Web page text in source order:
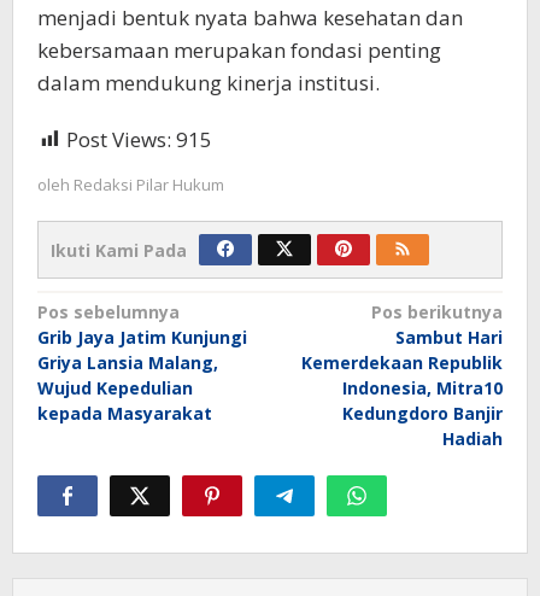
menjadi bentuk nyata bahwa kesehatan dan
kebersamaan merupakan fondasi penting
dalam mendukung kinerja institusi.
Post Views: 915
oleh Redaksi Pilar Hukum
Ikuti Kami Pada
Navigasi
pos
Pos sebelumnya
Grib Jaya Jatim Kunjungi
Griya Lansia Malang,
Wujud Kepedulian
kepada Masyarakat
Pos berikutnya
Sambut Hari
Kemerdekaan Republik
Indonesia, Mitra10
Kedungdoro Banjir
Hadiah